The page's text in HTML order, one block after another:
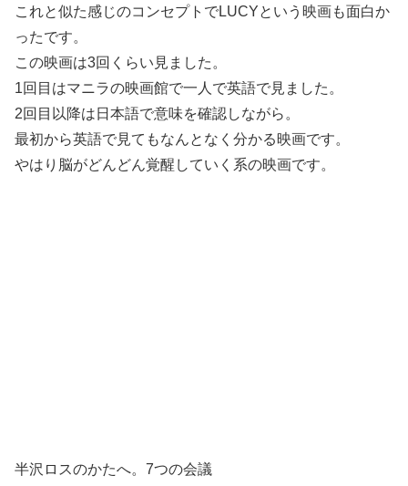
これと似た感じのコンセプトでLUCYという映画も面白か
ったです。
この映画は3回くらい見ました。
1回目はマニラの映画館で一人で英語で見ました。
2回目以降は日本語で意味を確認しながら。
最初から英語で見てもなんとなく分かる映画です。
やはり脳がどんどん覚醒していく系の映画です。
半沢ロスのかたへ。7つの会議